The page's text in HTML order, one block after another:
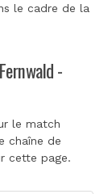
le cadre de la
-
le match
chaîne de
cette page.